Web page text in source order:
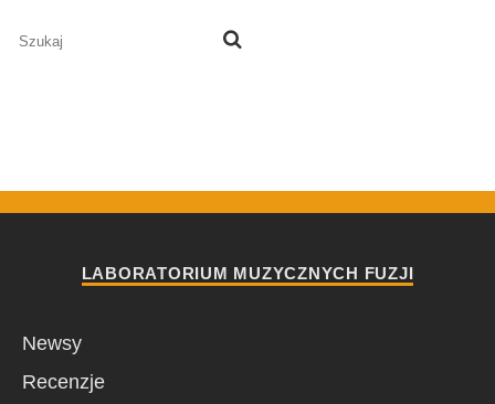
LABORATORIUM MUZYCZNYCH FUZJI
Newsy
Recenzje